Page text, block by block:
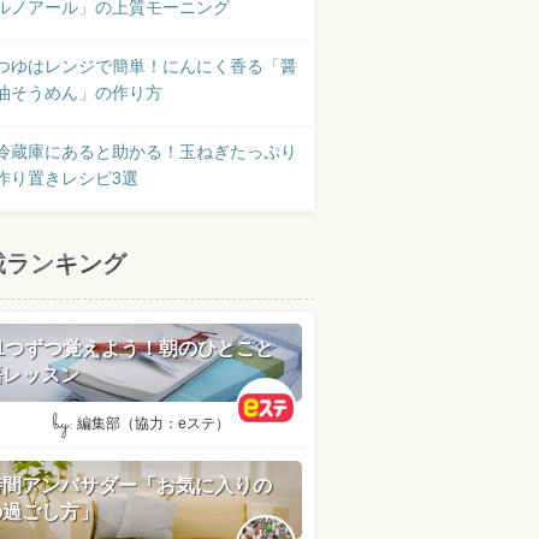
ノアール」の上質モーニング
ゆはレンジで簡単！にんにく香る「醤
そうめん」の作り方
蔵庫にあると助かる！玉ねぎたっぷり
り置きレシピ3選
ランキング
つずつ覚えよう！朝のひとこと
ッスン
by: 編集部（協力：eステ）
アンバサダー「お気に入りの
ごし方」